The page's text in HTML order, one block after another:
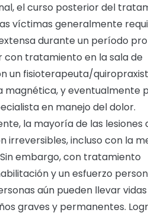
el curso posterior del
víctimas generalmente
durante un período
con tratamiento en la sala de
un fisioterapeuta/
magnética, y eventualmente
en manejo del dolor.
la mayoría de las lesiones
irreversibles, incluso con la
embargo, con tratamiento
y un esfuerzo
aún pueden llevar
graves y permanentes.